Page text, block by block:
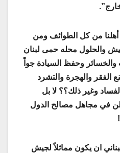
من كل الطوائف ومن
والحلول محله حمى لبنان
والخسائر وحفظ السيادة جواً
الفقر والهجرة والتشرد
وغير ذلك؟؟ لا بل
في مجاهل مصالح الدول
ان يكون مماثلاً لجيش